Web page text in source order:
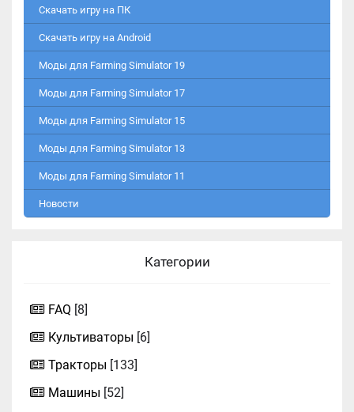
Скачать игру на ПК
Скачать игру на Android
Моды для Farming Simulator 19
Моды для Farming Simulator 17
Моды для Farming Simulator 15
Моды для Farming Simulator 13
Моды для Farming Simulator 11
Новости
Категории
FAQ [8]
Культиваторы [6]
Тракторы [133]
Машины [52]